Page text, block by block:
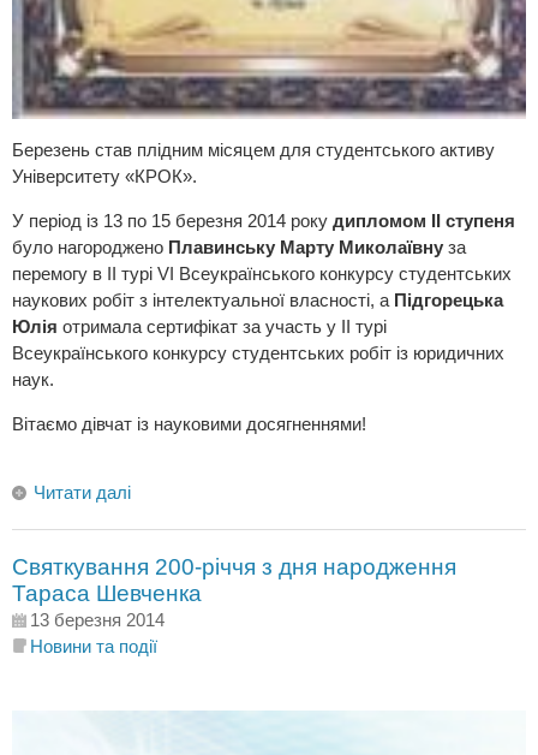
Березень став плідним місяцем для студентського активу
Університету «КРОК».
У період із 13 по 15 березня 2014 року дипломом ІІ ступеня
було нагороджено Плавинську Марту Миколаївну за
перемогу в ІІ турі VI Всеукраїнського конкурсу студентських
наукових робіт з інтелектуальної власності, а Підгорецька
Юлія отримала сертифікат за участь у ІІ турі
Всеукраїнського конкурсу студентських робіт із юридичних
наук.
Вітаємо дівчат із науковими досягненнями!
Читати далі
Святкування 200-річчя з дня народження
Тараса Шевченка
13 березня 2014
Новини та події